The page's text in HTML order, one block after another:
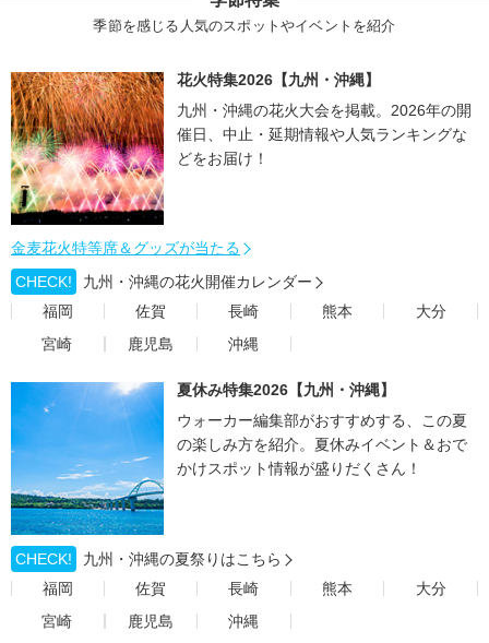
季節を感じる人気のスポットやイベントを紹介
花火特集2026【九州・沖縄】
九州・沖縄の花火大会を掲載。2026年の開
催日、中止・延期情報や人気ランキングな
どをお届け！
金麦花火特等席＆グッズが当たる
CHECK!
九州・沖縄の花火開催カレンダー
福岡
佐賀 長崎 熊本
大分
宮崎
鹿児島 沖縄
夏休み特集2026【九州・沖縄】
ウォーカー編集部がおすすめする、この夏
の楽しみ方を紹介。夏休みイベント＆おで
かけスポット情報が盛りだくさん！
CHECK!
九州・沖縄の夏祭りはこちら
福岡
佐賀 長崎 熊本
大分
宮崎
鹿児島 沖縄